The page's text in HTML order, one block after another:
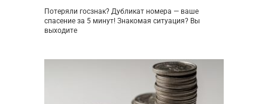
Потеряли госзнак? Дубликат номера — ваше
спасение за 5 минут! Знакомая ситуация? Вы
выходите